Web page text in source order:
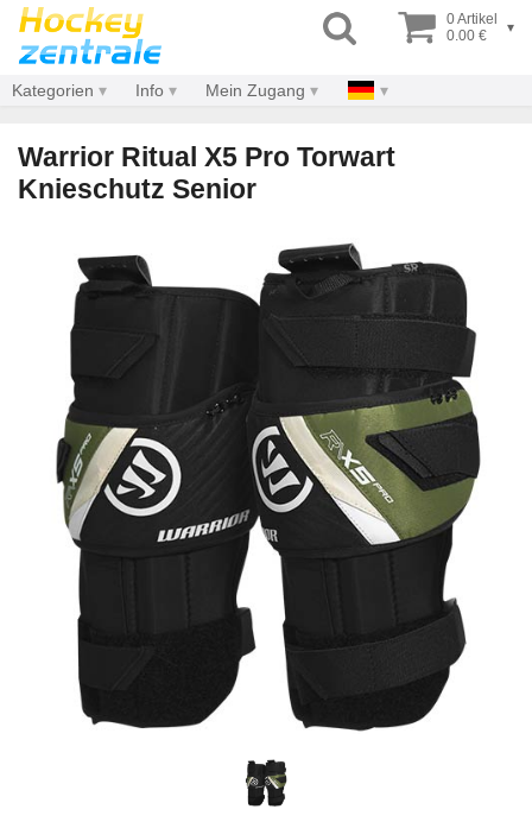
0 Artikel
0.00 €
▾
Kategorien Info Mein Zugang
Warrior Ritual X5 Pro Torwart
Knieschutz Senior